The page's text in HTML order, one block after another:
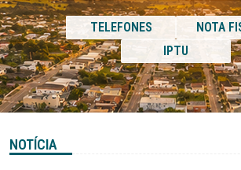
TELEFONES
NOTA
IPTU
NOTÍCIA